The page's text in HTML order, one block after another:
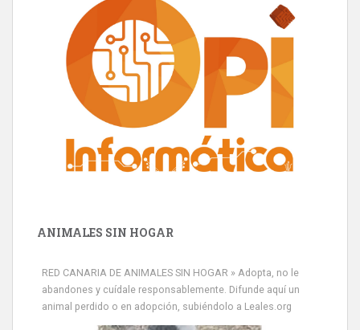
ANIMALES SIN HOGAR
RED CANARIA DE ANIMALES SIN HOGAR » Adopta, no le
abandones y cuídale responsablemente. Difunde aquí un
animal perdido o en adopción, subiéndolo a Leales.org